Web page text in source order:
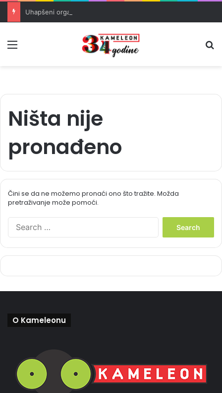
Ništa nije
pronađeno
Čini se da ne možemo pronaći ono što tražite. Možda
pretraživanje može pomoći.
h
O Kameleonu